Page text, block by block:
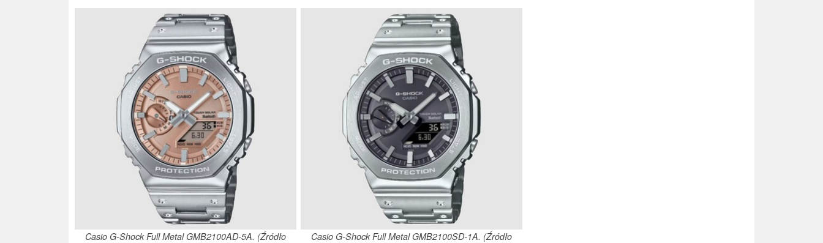
Casio G-Shock Full Metal GMB2100AD-5A. (Źródło
Casio G-Shock Full Metal GMB2100SD-1A. (Źródło